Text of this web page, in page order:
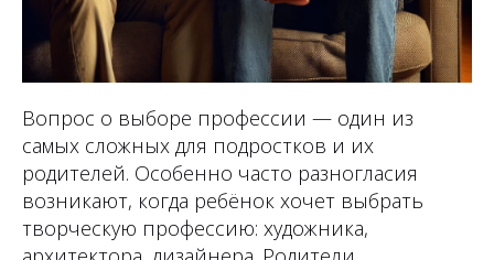
Вопрос о выборе профессии — один из
самых сложных для подростков и их
родителей. Особенно часто разногласия
возникают, когда ребёнок хочет выбрать
творческую профессию: художника,